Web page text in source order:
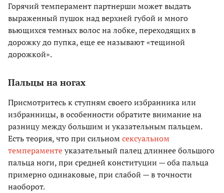
Горячий темперамент партнерши может выдать
выраженный пушок над верхней губой и много
вьющихся темных волос на лобке, переходящих в
дорожку до пупка, еще ее называют «тещиной
дорожкой».
Пальцы на ногах
Присмотритесь к ступням своего избранника или
избранницы, в особенности обратите внимание на
разницу между большим и указательным пальцем.
Есть теория, что при сильномсексуальном
темпераментеуказательный палец длиннее большого
пальца ноги, при средней конституции — оба пальца
примерно одинаковые, при слабой — в точности
наоборот.